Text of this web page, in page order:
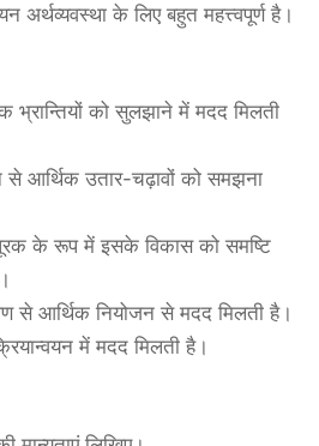
अर्थव्यवस्था के लिए बहुत महत्त्वपूर्ण है।
भ्रान्तियों को सुलझाने में मदद मिलती
आर्थिक उतार-चढ़ावों को समझना
के रूप में इसके विकास को समष्टि
से आर्थिक नियोजन से मदद मिलती है।
में मदद मिलती है।